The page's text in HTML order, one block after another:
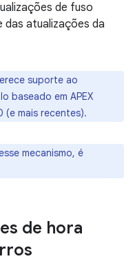
de fuso
das atualizações da
suporte ao
baseado em APEX
(e mais recentes).
mecanismo, é
de hora